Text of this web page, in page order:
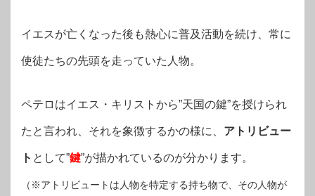
イエスが亡くなった後も熱心に普及活動を続け、常に
使徒たちの先頭を走っていた人物。
ペテロはイエス・キリストから”天国の鍵”を授けられ
たと言われ、それを象徴するかの様に、 アトリビュー
ト として”鍵”が描かれているのが分かります。
（※アトリビュートは人物を特定する持ち物で、その人物が